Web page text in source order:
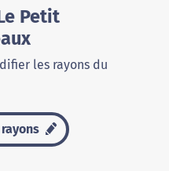
Petit
les rayons du